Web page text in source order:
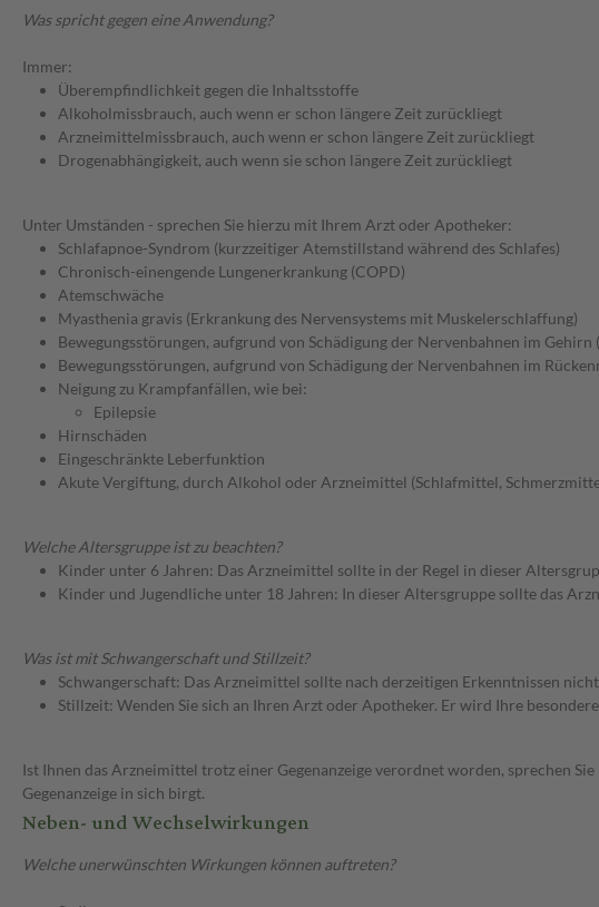
Was spricht gegen eine Anwendung?
Immer:
Überempfindlichkeit gegen die Inhaltsstoffe
Alkoholmissbrauch, auch wenn er schon längere Zeit zurückliegt
Arzneimittelmissbrauch, auch wenn er schon längere Zeit zurückliegt
Drogenabhängigkeit, auch wenn sie schon längere Zeit zurückliegt
Unter Umständen - sprechen Sie hierzu mit Ihrem Arzt oder Apotheker:
Schlafapnoe-Syndrom (kurzzeitiger Atemstillstand während des Schlafes)
Chronisch-einengende Lungenerkrankung (COPD)
Atemschwäche
Myasthenia gravis (Erkrankung des Nervensystems mit Muskelerschlaffung)
Bewegungsstörungen, aufgrund von Schädigung der Nervenbahnen im Gehirn
Bewegungsstörungen, aufgrund von Schädigung der Nervenbahnen im
Neigung zu Krampfanfällen, wie bei:
Epilepsie
Hirnschäden
Eingeschränkte Leberfunktion
Akute Vergiftung, durch Alkohol oder Arzneimittel (Schlafmittel,
Welche Altersgruppe ist zu beachten?
Kinder unter 6 Jahren: Das Arzneimittel sollte in der Regel in dieser
Kinder und Jugendliche unter 18 Jahren: In dieser Altersgruppe sollte das
Was ist mit Schwangerschaft und Stillzeit?
Schwangerschaft: Das Arzneimittel sollte nach derzeitigen Erkenntnissen
Stillzeit: Wenden Sie sich an Ihren Arzt oder Apotheker. Er wird Ihre
Ist Ihnen das Arzneimittel trotz einer Gegenanzeige verordnet worden, sprechen
Gegenanzeige in sich birgt.
Neben- und Wechselwirkungen
Welche unerwünschten Wirkungen können auftreten?